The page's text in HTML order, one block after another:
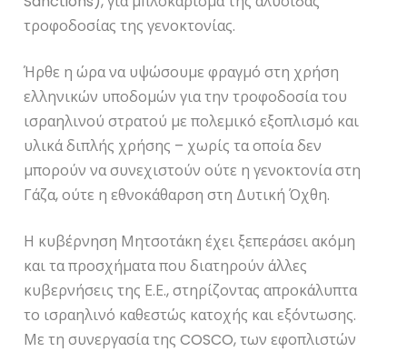
τροφοδοσίας της γενοκτονίας.
Ήρθε η ώρα να υψώσουμε φραγμό στη χρήση
ελληνικών υποδομών για την τροφοδοσία του
ισραηλινού στρατού με πολεμικό εξοπλισμό και
υλικά διπλής χρήσης – χωρίς τα οποία δεν
μπορούν να συνεχιστούν ούτε η γενοκτονία στη
Γάζα, ούτε η εθνοκάθαρση στη Δυτική Όχθη.
Η κυβέρνηση Μητσοτάκη έχει ξεπεράσει ακόμη
και τα προσχήματα που διατηρούν άλλες
κυβερνήσεις της Ε.Ε., στηρίζοντας απροκάλυπτα
το ισραηλινό καθεστώς κατοχής και εξόντωσης.
Με τη συνεργασία της COSCO, των εφοπλιστών